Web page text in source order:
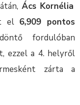
Ács Kornélia
el 6,909 pontos
fordulóban
ezzel a 4. helyről
zárta a